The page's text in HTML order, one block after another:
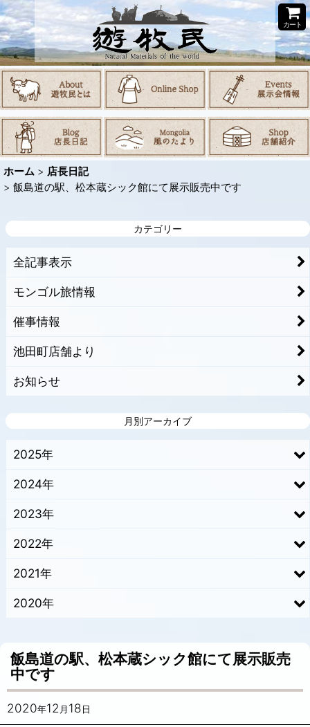
カート
ホーム > 店長日記
> 飯島道の駅、松本蔵シック館にて展示販売中です
飯島道の駅、松本蔵シック館にて展示販売
中です
2020年12月18日
カテゴリー
全記事表示
モンゴル旅情報
催事情報
池田町店舗より
お知らせ
月別アーカイブ
2025年
2024年
2023年
2022年
2021年
2020年